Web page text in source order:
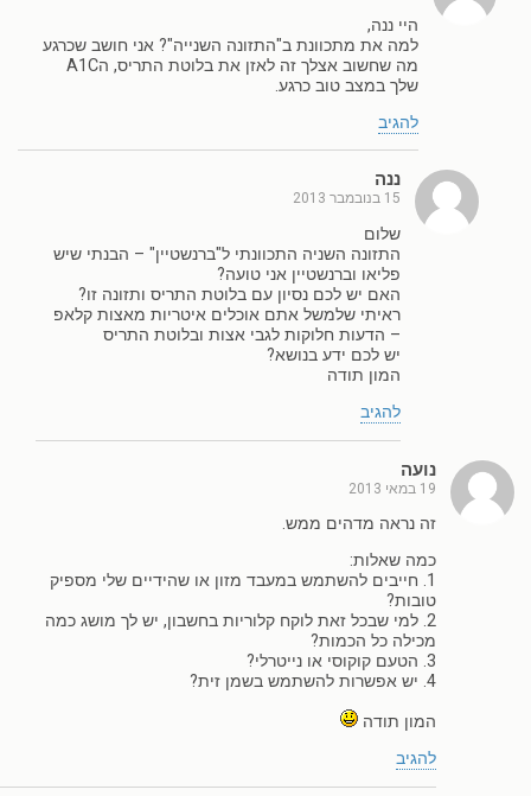
היי ננה,
למה את מתכוונת ב"התזונה השנייה"? אני חושב שכרגע
מה שחשוב אצלך זה לאזן את בלוטת התריס, הA1C
שלך במצב טוב כרגע.
להגיב
ננה
15 בנובמבר 2013
שלום
התזונה השניה התכוונתי ל"ברנשטיין" – הבנתי שיש
פליאו וברנשטיין אני טועה?
האם יש לכם נסיון עם בלוטת התריס ותזונה זו?
ראיתי שלמשל אתם אוכלים איטריות מאצות קלאפ
– הדעות חלוקות לגבי אצות ובלוטת התריס
יש לכם ידע בנושא?
המון תודה
להגיב
נועה
19 במאי 2013
זה נראה מדהים ממש.
כמה שאלות:
1. חייבים להשתמש במעבד מזון או שהידיים שלי מספיק
טובות?
2. למי שבכל זאת לוקח קלוריות בחשבון, יש לך מושג כמה
מכילה כל הכמות?
3. הטעם קוקוסי או נייטרלי?
4. יש אפשרות להשתמש בשמן זית?
המון תודה
להגיב